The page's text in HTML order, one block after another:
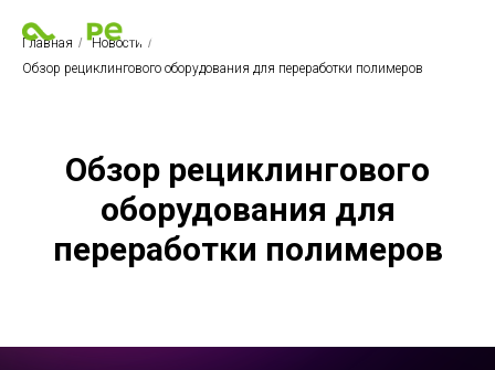
Главная / Новости /
Обзор рециклингового оборудования для переработки полимеров
Обзор рециклингового
оборудования для
переработки полимеров